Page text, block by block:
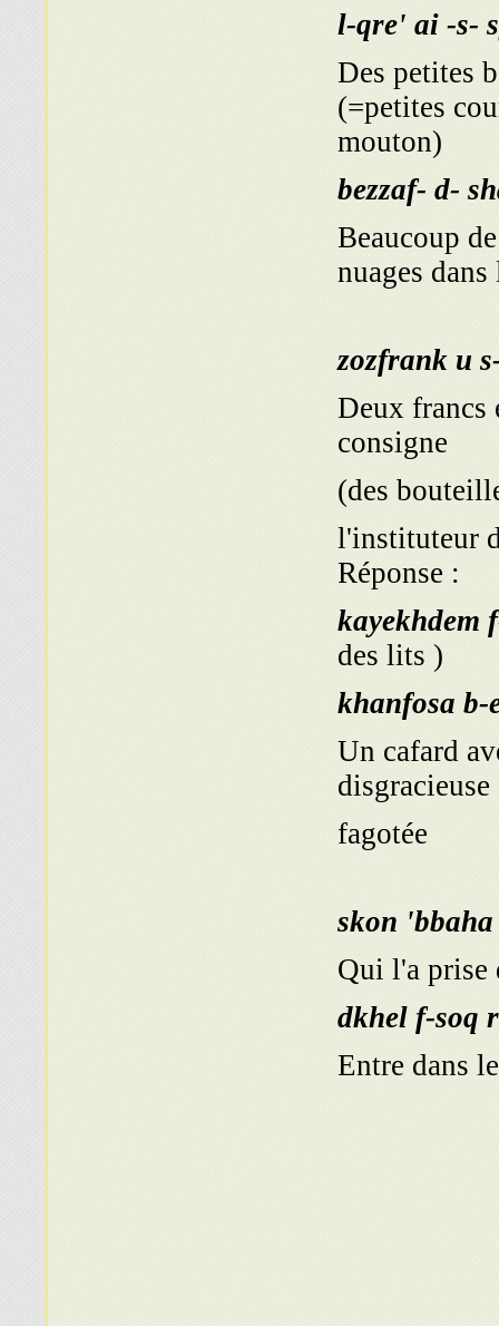
l-qre' ai -s-
Des petites
(=petites
mouton)
bezzaf- d-
Beaucoup
nuages
zozfrank u
Deux francs
consigne
l'instituteur
Réponse :
kayekhdem
des lits )
khanfosa b-
Un cafard
fagotée
skon
Qui l'a prise
dkhel f-soq
Entre dans